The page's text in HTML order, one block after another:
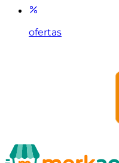
ofertas